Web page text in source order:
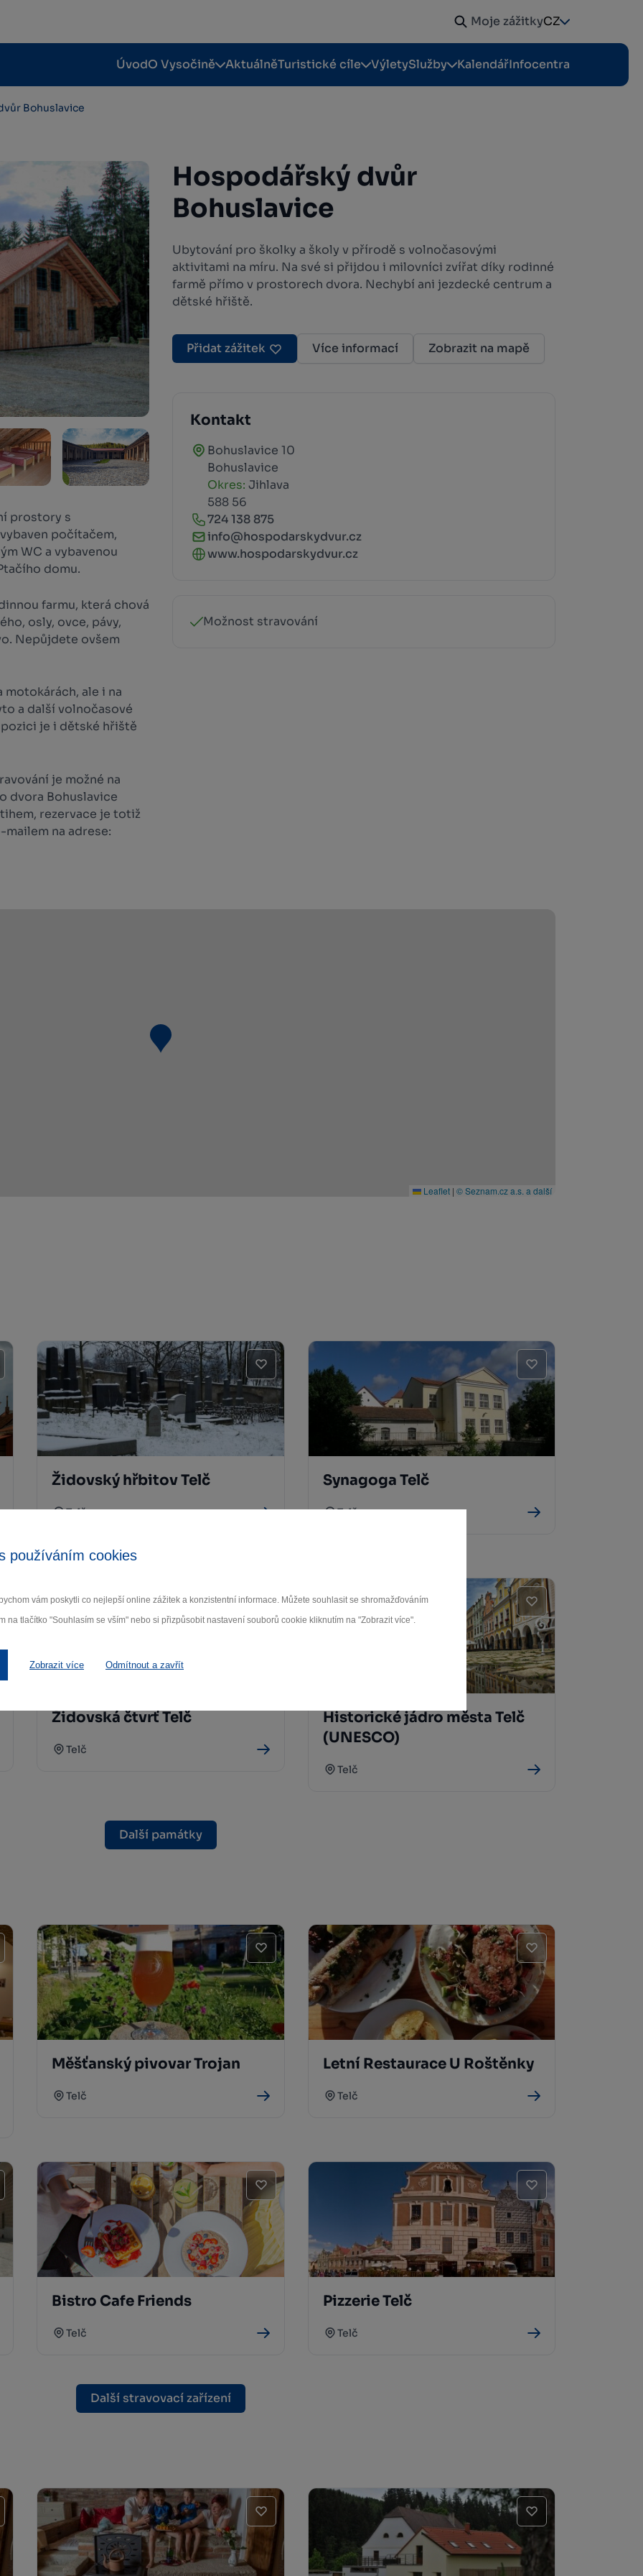
používáním cookies
vám poskytli co nejlepší online zážitek a konzistentní informace. Můžete souhlasit se shromažďováním
na tlačítko "Souhlasím se vším" nebo si přizpůsobit nastavení souborů cookie kliknutím na "Zobrazit více".
Zobrazit více Odmítnout a zavřít
Moje zážitkyCZ
ÚvodO Vysočině AktuálněTuristické cíle VýletySlužby KalendářInfocentra
Bohuslavice
Hospodářský dvůr
Bohuslavice
Ubytování pro školky a školy v přírodě s volnočasovými
aktivitami na míru. Na své si přijdou i milovníci zvířat díky rodinné
farmě přímo v prostorech dvora. Nechybí ani jezdecké centrum a
dětské hřiště.
Přidat zážitek Více informací Zobrazit na mapě
Kontakt
Bohuslavice 10
Bohuslavice
Okres: Jihlava
588 56
724 138 875
info@hospodarskydvur.cz
www.hospodarskydvur.cz
Možnost stravování
prostory s
počítačem,
WC a vybavenou
domu.
farmu, která chová
osly, ovce, pávy,
Nepůjdete ovšem
motokárách, ale i na
a další volnočasové
je i dětské hřiště
je možné na
dvora Bohuslavice
rezervace je totiž
na adrese:
Leaflet | © Seznam.cz a.s. a další
Židovský hřbitov Telč
Telč
Synagoga Telč
Telč
Židovská čtvrť Telč
Telč
Historické jádro města Telč
(UNESCO)
Telč
Další památky
Měšťanský pivovar Trojan
Telč
Letní Restaurace U Roštěnky
Telč
Bistro Cafe Friends
Telč
Pizzerie Telč
Telč
Další stravovací zařízení